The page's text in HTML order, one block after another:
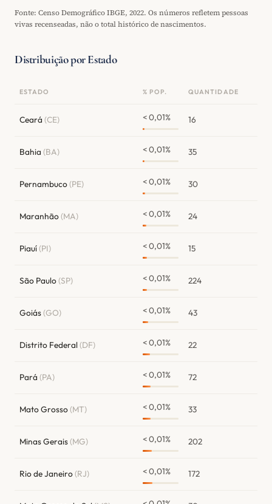
Fonte: Censo Demográfico IBGE, 2022. Os números refletem pessoas
vivas recenseadas, não o total histórico de nascimentos.
Distribuição por Estado
ESTADO % POP. QUANTIDADE
Ceará (CE) < 0,01% 16
Bahia (BA) < 0,01% 35
Pernambuco(PE) < 0,01% 30
Maranhão(MA) < 0,01% 24
Piauí(PI) < 0,01% 15
São Paulo(SP) < 0,01% 224
Goiás(GO) < 0,01% 43
Distrito Federal(DF) < 0,01% 22
Pará (PA) < 0,01% 72
Mato Grosso(MT) < 0,01% 33
Minas Gerais(MG) < 0,01% 202
Rio de Janeiro(RJ) < 0,01% 172